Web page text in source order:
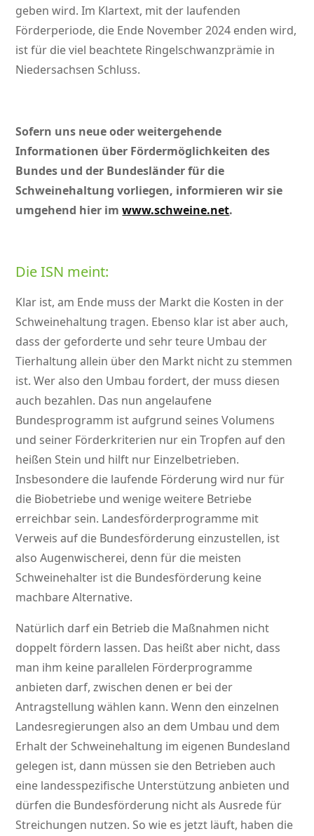
geben wird. Im Klartext, mit der laufenden
Förderperiode, die Ende November 2024 enden wird,
ist für die viel beachtete Ringelschwanzprämie in
Niedersachsen Schluss.
Sofern uns neue oder weitergehende
Informationen über Fördermöglichkeiten des
Bundes und der Bundesländer für die
Schweinehaltung vorliegen, informieren wir sie
umgehend hier imwww.schweine.net.
Die ISN meint:
Klar ist, am Ende muss der Markt die Kosten in der
Schweinehaltung tragen. Ebenso klar ist aber auch,
dass der geforderte und sehr teure Umbau der
Tierhaltung allein über den Markt nicht zu stemmen
ist. Wer also den Umbau fordert, der muss diesen
auch bezahlen. Das nun angelaufene
Bundesprogramm ist aufgrund seines Volumens
und seiner Förderkriterien nur ein Tropfen auf den
heißen Stein und hilft nur Einzelbetrieben.
Insbesondere die laufende Förderung wird nur für
die Biobetriebe und wenige weitere Betriebe
erreichbar sein. Landesförderprogramme mit
Verweis auf die Bundesförderung einzustellen, ist
also Augenwischerei, denn für die meisten
Schweinehalter ist die Bundesförderung keine
machbare Alternative.
Natürlich darf ein Betrieb die Maßnahmen nicht
doppelt fördern lassen. Das heißt aber nicht, dass
man ihm keine parallelen Förderprogramme
anbieten darf, zwischen denen er bei der
Antragstellung wählen kann. Wenn den einzelnen
Landesregierungen also an dem Umbau und dem
Erhalt der Schweinehaltung im eigenen Bundesland
gelegen ist, dann müssen sie den Betrieben auch
eine landesspezifische Unterstützung anbieten und
dürfen die Bundesförderung nicht als Ausrede für
Streichungen nutzen. So wie es jetzt läuft, haben die